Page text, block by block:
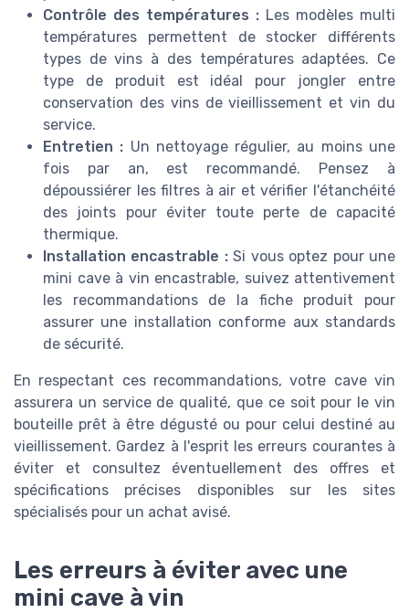
Contrôle des températures : Les modèles multi
températures permettent de stocker différents
types de vins à des températures adaptées. Ce
type de produit est idéal pour jongler entre
conservation des vins de vieillissement et vin du
service.
Entretien : Un nettoyage régulier, au moins une
fois par an, est recommandé. Pensez à
dépoussiérer les filtres à air et vérifier l'étanchéité
des joints pour éviter toute perte de capacité
thermique.
Installation encastrable :Si vous optez pour une
mini cave à vin encastrable, suivez attentivement
les recommandations de la fiche produit pour
assurer une installation conforme aux standards
de sécurité.
En respectant ces recommandations, votre cave vin
assurera un service de qualité, que ce soit pour le vin
bouteille prêt à être dégusté ou pour celui destiné au
vieillissement. Gardez à l'esprit les erreurs courantes à
éviter et consultez éventuellement des offres et
spécifications précises disponibles sur les sites
spécialisés pour un achat avisé.
Les erreurs à éviter avec une
mini cave à vin